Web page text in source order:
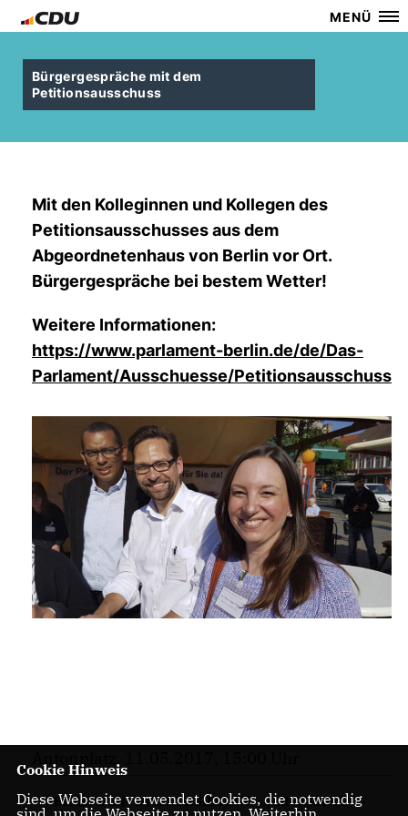
MENÜ
Bürgergespräche mit dem
Petitionsausschuss
Mit den Kolleginnen und Kollegen des
Petitionsausschusses aus dem
Abgeordnetenhaus von Berlin vor Ort.
Bürgergespräche bei bestem Wetter!
Weitere Informationen:
https://www.parlament-berlin.de/de/Das-
Parlament/Ausschuesse/Petitionsausschuss
BEHöRDEN ,DIGITALISIERUNG, BüRGERAMT
Cookie Hinweis
Diese Webseite verwendet Cookies, die notwendig